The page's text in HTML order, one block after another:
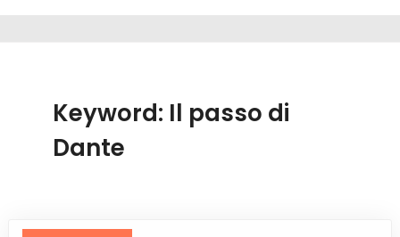
Keyword: Il passo di
Dante